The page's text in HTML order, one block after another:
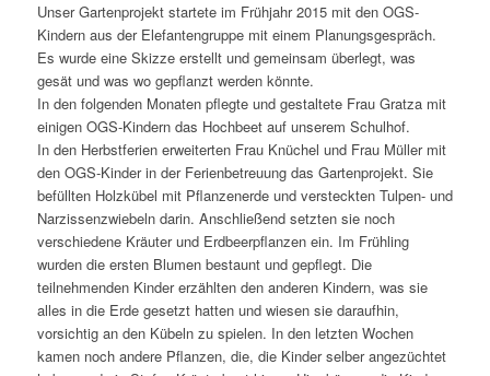
Unser Gartenprojekt startete im Frühjahr 2015 mit den OGS-
Kindern aus der Elefantengruppe mit einem Planungsgespräch.
Es wurde eine Skizze erstellt und gemeinsam überlegt, was
gesät und was wo gepflanzt werden könnte.
In den folgenden Monaten pflegte und gestaltete Frau Gratza mit
einigen OGS-Kindern das Hochbeet auf unserem Schulhof.
In den Herbstferien erweiterten Frau Knüchel und Frau Müller mit
den OGS-Kinder in der Ferienbetreuung das Gartenprojekt. Sie
befüllten Holzkübel mit Pflanzenerde und versteckten Tulpen- und
Narzissenzwiebeln darin. Anschließend setzten sie noch
verschiedene Kräuter und Erdbeerpflanzen ein. Im Frühling
wurden die ersten Blumen bestaunt und gepflegt. Die
teilnehmenden Kinder erzählten den anderen Kindern, was sie
alles in die Erde gesetzt hatten und wiesen sie daraufhin,
vorsichtig an den Kübeln zu spielen. In den letzten Wochen
kamen noch andere Pflanzen, die, die Kinder selber angezüchtet